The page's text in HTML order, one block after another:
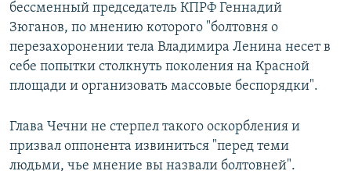
бессменный председатель КПРФ Геннадий
Зюганов, по мнению которого "болтовня о
перезахоронении тела Владимира Ленина несет в
себе попытки столкнуть поколения на Красной
площади и организовать массовые беспорядки".
Глава Чечни не стерпел такого оскорбления и
призвал оппонента извиниться "перед теми
людьми, чье мнение вы назвали болтовней".